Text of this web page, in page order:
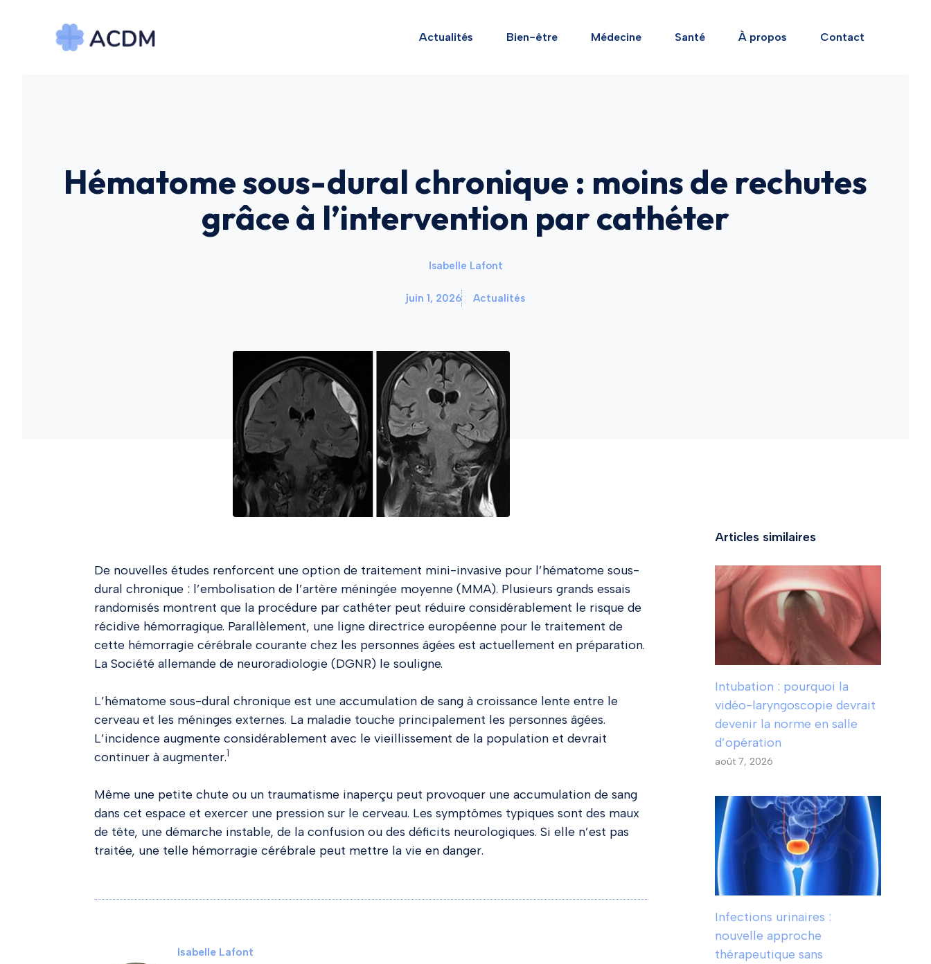
Actualités Bien-être Médecine Santé À propos Contact
Hématome sous-dural chronique : moins de rechutes
grâce à l’intervention par cathéter
Isabelle Lafont
juin 1, 2026 Actualités
De nouvelles études renforcent une option de traitement mini-invasive pour l’hématome sous-
dural chronique : l’embolisation de l’artère méningée moyenne (MMA). Plusieurs grands essais
randomisés montrent que la procédure par cathéter peut réduire considérablement le risque de
récidive hémorragique. Parallèlement, une ligne directrice européenne pour le traitement de
cette hémorragie cérébrale courante chez les personnes âgées est actuellement en préparation.
La Société allemande de neuroradiologie (DGNR) le souligne.
L’hématome sous-dural chronique est une accumulation de sang à croissance lente entre le
cerveau et les méninges externes. La maladie touche principalement les personnes âgées.
L’incidence augmente considérablement avec le vieillissement de la population et devrait
continuer à augmenter.1
Même une petite chute ou un traumatisme inaperçu peut provoquer une accumulation de sang
dans cet espace et exercer une pression sur le cerveau. Les symptômes typiques sont des maux
de tête, une démarche instable, de la confusion ou des déficits neurologiques. Si elle n’est pas
traitée, une telle hémorragie cérébrale peut mettre la vie en danger.
Isabelle Lafont
Articles similaires
Intubation : pourquoi la
vidéo-laryngoscopie devrait
devenir la norme en salle
d’opération
août 7, 2026
Infections urinaires :
nouvelle approche
thérapeutique sans